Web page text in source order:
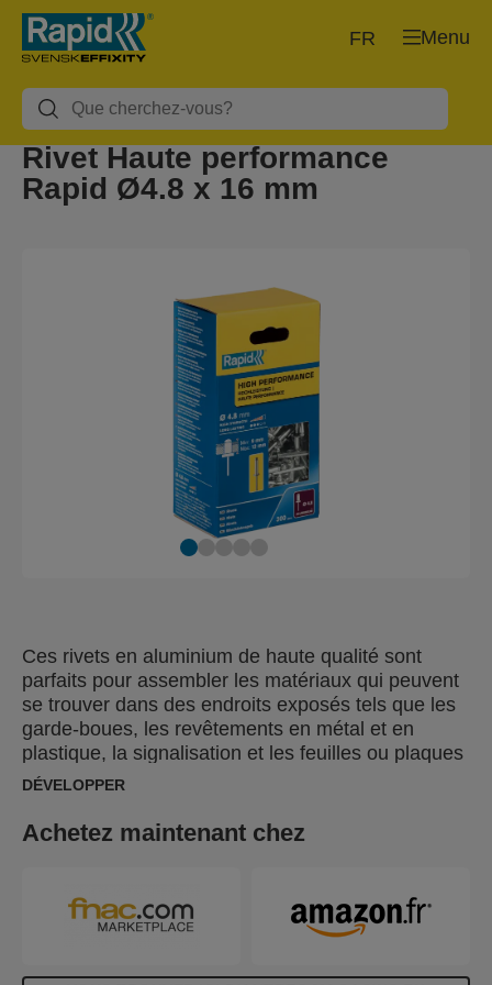
Menu
FR
Rivet Haute performance
Rapid Ø4.8 x 16 mm
Ces rivets en aluminium de haute qualité sont
parfaits pour assembler les matériaux qui peuvent
se trouver dans des endroits exposés tels que les
garde-boues, les revêtements en métal et en
plastique, la signalisation et les feuilles ou plaques
métalliques. Grande boîte d’emballage avec 300
DÉVELOPPER
Achetez maintenant chez